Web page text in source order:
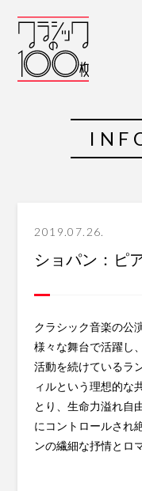
2019.07.26.
ショパン：ピ
クラシック音楽の公
様々な舞台で活躍し
活動を続けているラ
ィルという理想的な
とり、生命力溢れ自
にコントロールされ
ンの繊細な抒情とロ